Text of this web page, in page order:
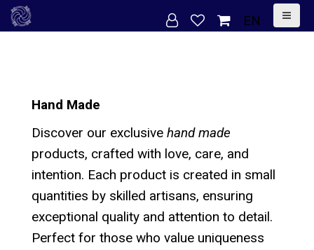
k
EN
Hand Made
Discover our exclusive hand made
products, crafted with love, care, and
intention. Each product is created in small
quantities by skilled artisans, ensuring
exceptional quality and attention to detail.
Perfect for those who value uniqueness